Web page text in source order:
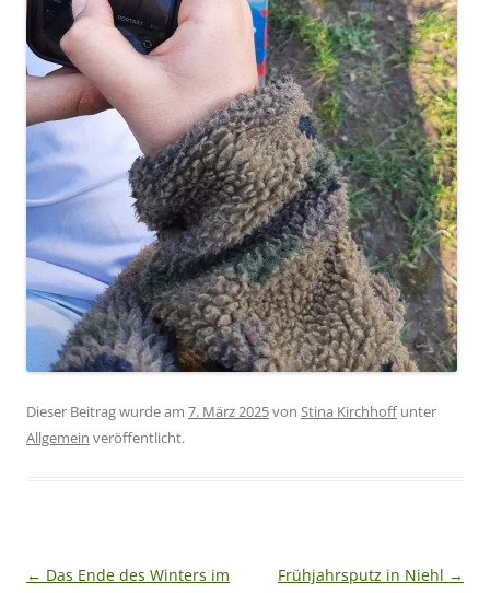
Dieser Beitrag wurde am 7. März 2025von Stina Kirchhoffunter
Allgemein veröffentlicht.
Beitragsnavigation
← Das Ende des Winters im
Frühjahrsputz in Niehl →